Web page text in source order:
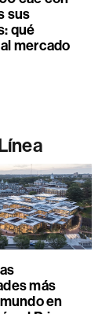
sus
qué
mercado
más
en